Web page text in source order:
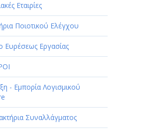
Εταιρίες
Ποιοτικού Ελέγχου
Ευρέσεως Εργασίας
- Εμπορία Λογισμικού
Συναλλάγματος